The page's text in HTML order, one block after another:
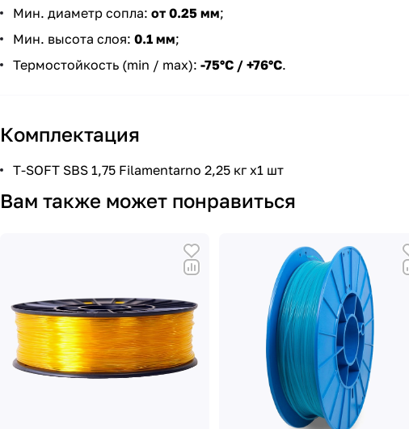
Мин. диаметр сопла: от 0.25 мм;
Мин. высота слоя: 0.1 мм;
Термостойкость (min / max): -75°С / +76°С.
Комплектация
T-SOFT SBS 1,75 Filamentarno 2,25 кг x1 шт
Вам также может понравиться